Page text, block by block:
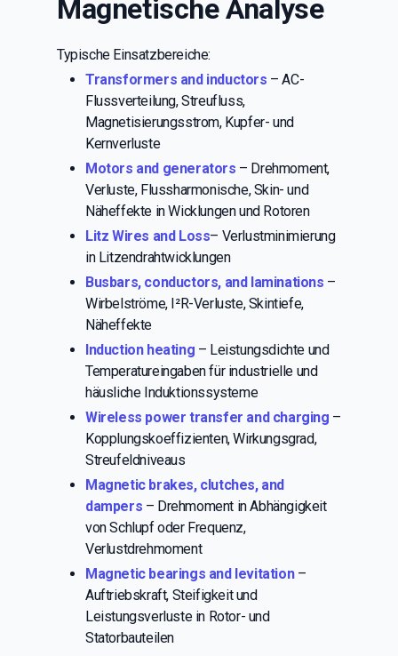
Magnetische Analyse
Typische Einsatzbereiche:
Transformers and inductors – AC-
Flussverteilung, Streufluss,
Magnetisierungsstrom, Kupfer- und
Kernverluste
Motors and generators – Drehmoment,
Verluste, Flussharmonische, Skin- und
Näheffekte in Wicklungen und Rotoren
Litz Wires and Loss– Verlustminimierung
in Litzendrahtwicklungen
Busbars, conductors, and laminations –
Wirbelströme, I²R-Verluste, Skintiefe,
Näheffekte
Induction heating – Leistungsdichte und
Temperatureingaben für industrielle und
häusliche Induktionssysteme
Wireless power transfer and charging –
Kopplungskoeffizienten, Wirkungsgrad,
Streufeldniveaus
Magnetic brakes, clutches, and
dampers – Drehmoment in Abhängigkeit
von Schlupf oder Frequenz,
Verlustdrehmoment
Magnetic bearings and levitation–
Auftriebskraft, Steifigkeit und
Leistungsverluste in Rotor- und
Statorbauteilen